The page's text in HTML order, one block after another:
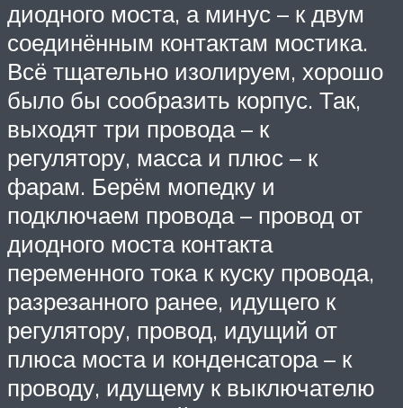
диодного моста, а минус – к двум
соединённым контактам мостика.
Всё тщательно изолируем, хорошо
было бы сообразить корпус. Так,
выходят три провода – к
регулятору, масса и плюс – к
фарам. Берём мопедку и
подключаем провода – провод от
диодного моста контакта
переменного тока к куску провода,
разрезанного ранее, идущего к
регулятору, провод, идущий от
плюса моста и конденсатора – к
проводу, идущему к выключателю